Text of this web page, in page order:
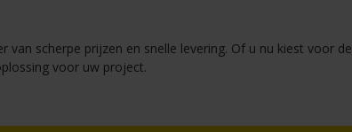
scherpe prijzen en snelle levering. Of u nu kiest voor de
voor uw project.